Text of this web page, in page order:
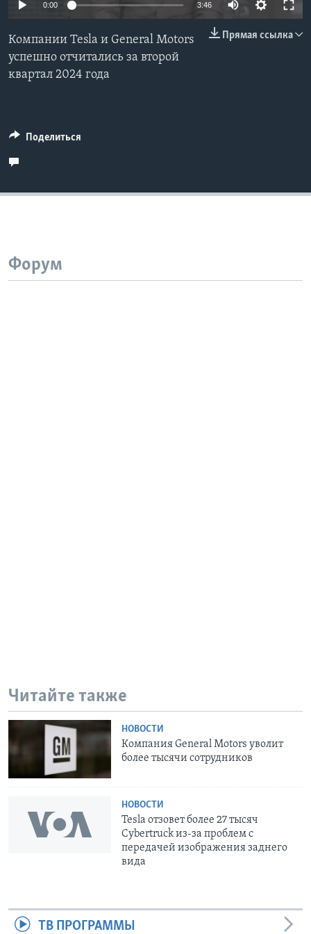
СОЦИАЛЬНЫЕ СЕТИ
0:00 3:46
Прямая ссылка
Компании Tesla и General Motors
успешно отчитались за второй
квартал 2024 года
Поделиться
Форум
Читайте также
НОВОСТИ
Компания General Motors уволит
более тысячи сотрудников
НОВОСТИ
Tesla отзовет более 27 тысяч
Cybertruck из-за проблем с
передачей изображения заднего
вида
ТВ ПРОГРАММЫ